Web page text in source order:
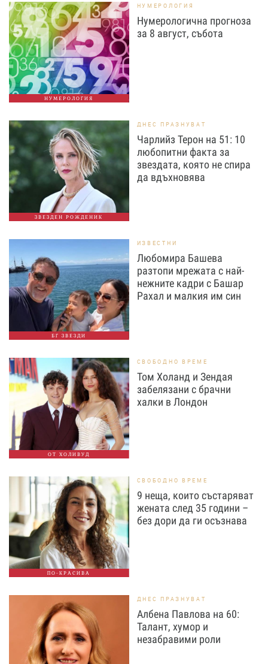
НУМЕРОЛОГИЯ
НУМЕРОЛОГИЯ
Нумерологична прогноза
за 8 август, събота
ЗВЕЗДЕН РОЖДЕНИК
ДНЕС ПРАЗНУВАТ
Чарлийз Терон на 51: 10
любопитни факта за
звездата, която не спира
да вдъхновява
БГ ЗВЕЗДИ
ИЗВЕСТНИ
Любомира Башева
разтопи мрежата с най-
нежните кадри с Башар
Рахал и малкия им син
ОТ ХОЛИВУД
СВОБОДНО ВРЕМЕ
Том Холанд и Зендая
забелязани с брачни
халки в Лондон
ПО-КРАСИВА
СВОБОДНО ВРЕМЕ
9 неща, които състаряват
жената след 35 години –
без дори да ги осъзнава
ДНЕС ПРАЗНУВАТ
Албена Павлова на 60:
Талант, хумор и
незабравими роли